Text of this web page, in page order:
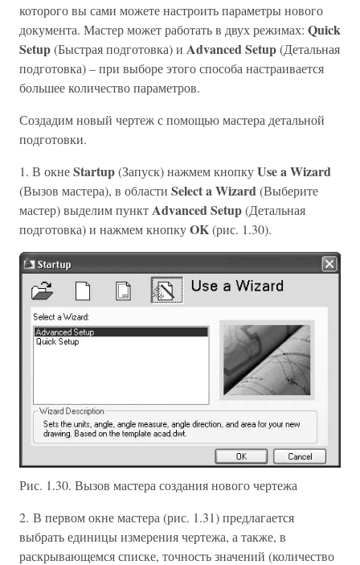
которого вы сами можете настроить параметры нового
документа. Мастер может работать в двух режимах: Quick
Setup(Быстрая подготовка) и Advanced Setup(Детальная
подготовка) – при выборе этого способа настраивается
большее количество параметров.
Создадим новый чертеж с помощью мастера детальной
подготовки.
1. В окнеStartup(Запуск) нажмем кнопкуUse a Wizard
(Вызов мастера), в области Select a Wizard(Выберите
мастер) выделим пунктAdvanced Setup(Детальная
подготовка) и нажмем кнопкуOK(рис. 1.30).
Рис. 1.30. Вызов мастера создания нового чертежа
2. В первом окне мастера (рис. 1.31) предлагается
выбрать единицы измерения чертежа, а также, в
раскрывающемся списке, точность значений (количество